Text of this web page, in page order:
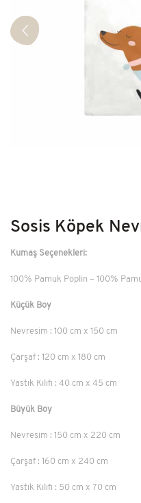
En Çok Arananlar
Top Havuzu
Sosis Köpek
Kumaş Seçenekleri:
100% Pamuk Poplin – 100%
Küçük Boy
Nevresim : 100 cm x 150 cm
Çarşaf : 120 cm x 180 cm
Yastık Kılıfı : 40 cm x 45 cm
Büyük Boy
Nevresim : 150 cm x 220 cm
Çarşaf : 160 cm x 240 cm
Yastık Kılıfı : 50 cm x 70 cm